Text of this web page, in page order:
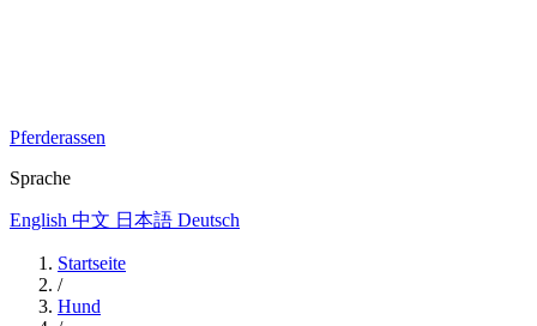
Pferderassen
Sprache
English 中文 日本語 Deutsch
Startseite
/
Hund